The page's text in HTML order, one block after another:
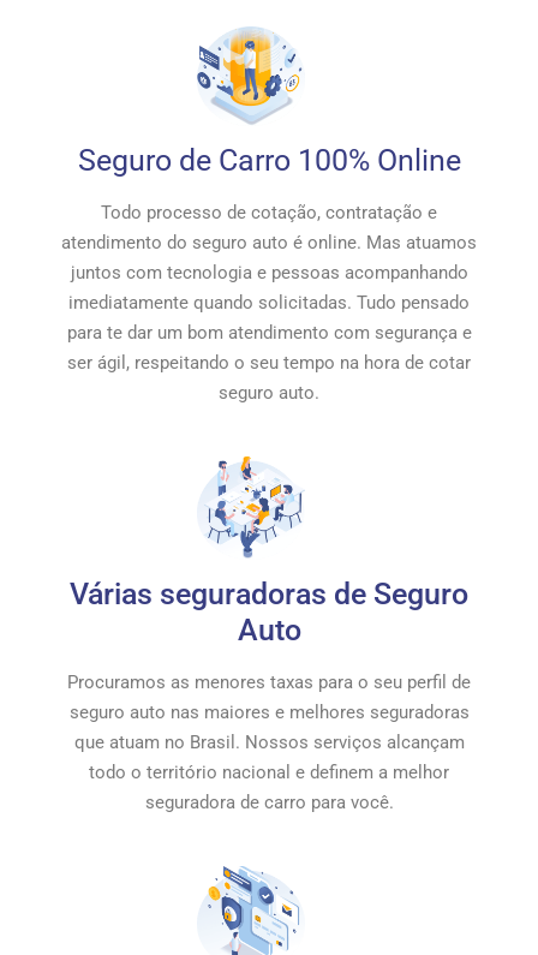
Seguro de Carro 100% Online
Todo processo de cotação, contratação e
atendimento do seguro auto é online. Mas atuamos
juntos com tecnologia e pessoas acompanhando
imediatamente quando solicitadas. Tudo pensado
para te dar um bom atendimento com segurança e
ser ágil, respeitando o seu tempo na hora de cotar
seguro auto.
Várias seguradoras de Seguro
Auto
Procuramos as menores taxas para o seu perfil de
seguro auto nas maiores e melhores seguradoras
que atuam no Brasil. Nossos serviços alcançam
todo o território nacional e definem a melhor
seguradora de carro para você.